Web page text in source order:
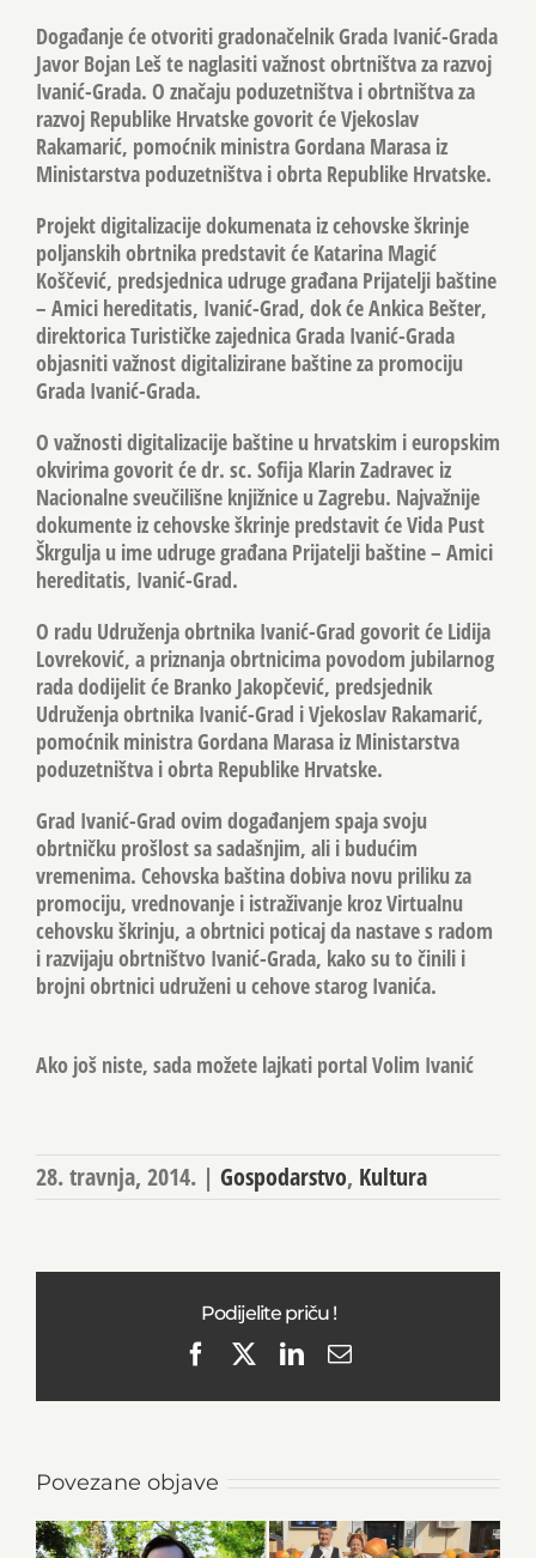
Događanje će otvoriti gradonačelnik Grada Ivanić-Grada
Javor Bojan Leš te naglasiti važnost obrtništva za razvoj
Ivanić-Grada. O značaju poduzetništva i obrtništva za
razvoj Republike Hrvatske govorit će Vjekoslav
Rakamarić, pomoćnik ministra Gordana Marasa iz
Ministarstva poduzetništva i obrta Republike Hrvatske.
Projekt digitalizacije dokumenata iz cehovske škrinje
poljanskih obrtnika predstavit će Katarina Magić
Koščević, predsjednica udruge građana Prijatelji baštine
– Amici hereditatis, Ivanić-Grad, dok će Ankica Bešter,
direktorica Turističke zajednica Grada Ivanić-Grada
objasniti važnost digitalizirane baštine za promociju
Grada Ivanić-Grada.
O važnosti digitalizacije baštine u hrvatskim i europskim
okvirima govorit će dr. sc. Sofija Klarin Zadravec iz
Nacionalne sveučilišne knjižnice u Zagrebu. Najvažnije
dokumente iz cehovske škrinje predstavit će Vida Pust
Škrgulja u ime udruge građana Prijatelji baštine – Amici
hereditatis, Ivanić-Grad.
O radu Udruženja obrtnika Ivanić-Grad govorit će Lidija
Lovreković, a priznanja obrtnicima povodom jubilarnog
rada dodijelit će Branko Jakopčević, predsjednik
Udruženja obrtnika Ivanić-Grad i Vjekoslav Rakamarić,
pomoćnik ministra Gordana Marasa iz Ministarstva
poduzetništva i obrta Republike Hrvatske.
Grad Ivanić-Grad ovim događanjem spaja svoju
obrtničku prošlost sa sadašnjim, ali i budućim
vremenima. Cehovska baština dobiva novu priliku za
promociju, vrednovanje i istraživanje kroz Virtualnu
cehovsku škrinju, a obrtnici poticaj da nastave s radom
i razvijaju obrtništvo Ivanić-Grada, kako su to činili i
brojni obrtnici udruženi u cehove starog Ivanića.
Ako još niste, sada možete lajkati portal Volim Ivanić
28. travnja, 2014. | Gospodarstvo, Kultura
Podijelite priču !
FacebookLinkedIn
Email
Povezane objave